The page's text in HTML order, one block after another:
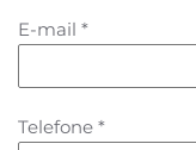
E-mail *
Telefone *